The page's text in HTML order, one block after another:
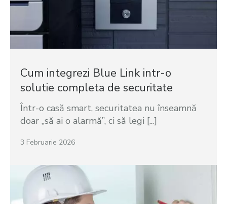
Cum integrezi Blue Link intr-o
solutie completa de securitate
Într-o casă smart, securitatea nu înseamnă
doar „să ai o alarmă”, ci să legi [...]
3 Februarie 2026